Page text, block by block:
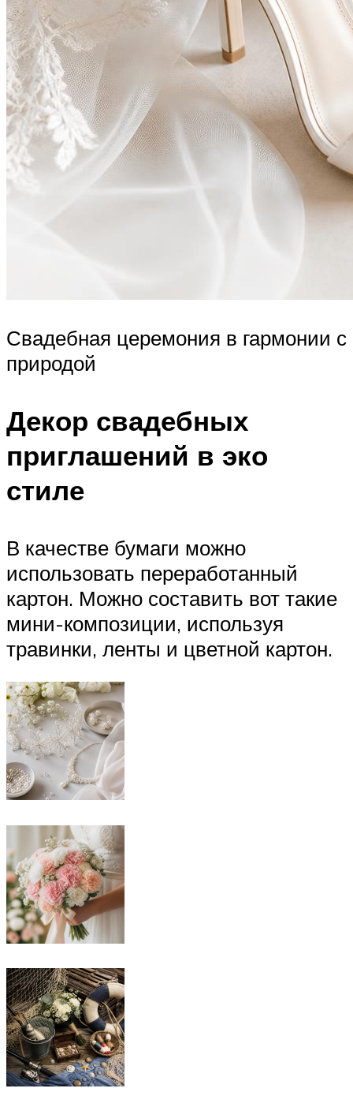
Свадебная церемония в гармонии с
природой
Декор свадебных
приглашений в эко
стиле
В качестве бумаги можно
использовать переработанный
картон. Можно составить вот такие
мини-композиции, используя
травинки, ленты и цветной картон.